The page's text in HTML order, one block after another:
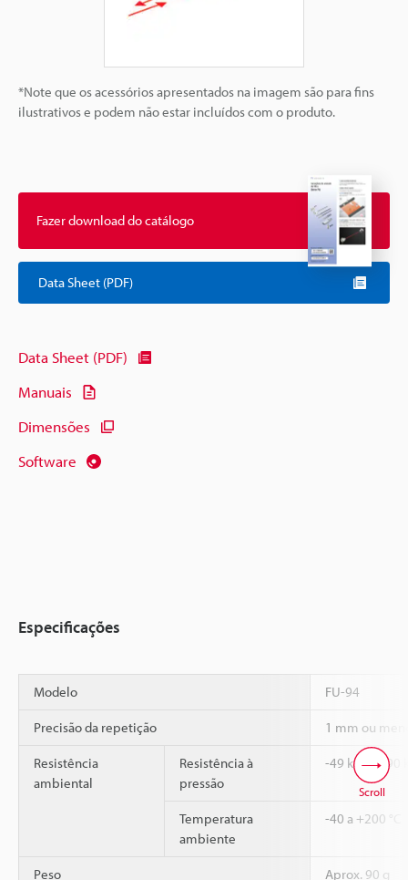
*Note que os acessórios apresentados na imagem são para fins
ilustrativos e podem não estar incluídos com o produto.
Fazer download do catálogo
Data Sheet (PDF)
Data Sheet (PDF)
Manuais
Dimensões
Software
Especificações
Modelo FU-94
Precisão da repetição 1 mm ou
Resistência
ambiental
Resistência à
pressão
-49 kPa a 490
Temperatura
ambiente
-40 a +200 °C
Peso Aprox. 90 g
Scroll